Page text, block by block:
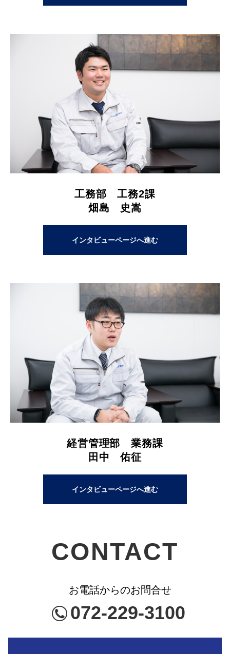
工務部 工務2課
畑島 史嵩
インタビューページへ進む
経営管理部 業務課
田中 佑征
インタビューページへ進む
CONTACT
お電話からのお問合せ
072-229-3100